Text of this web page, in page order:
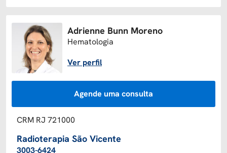
Adrienne Bunn Moreno
Hematologia
Ver perfil
Agende uma consulta
CRM RJ 721000
Radioterapia São Vicente
3003-6424